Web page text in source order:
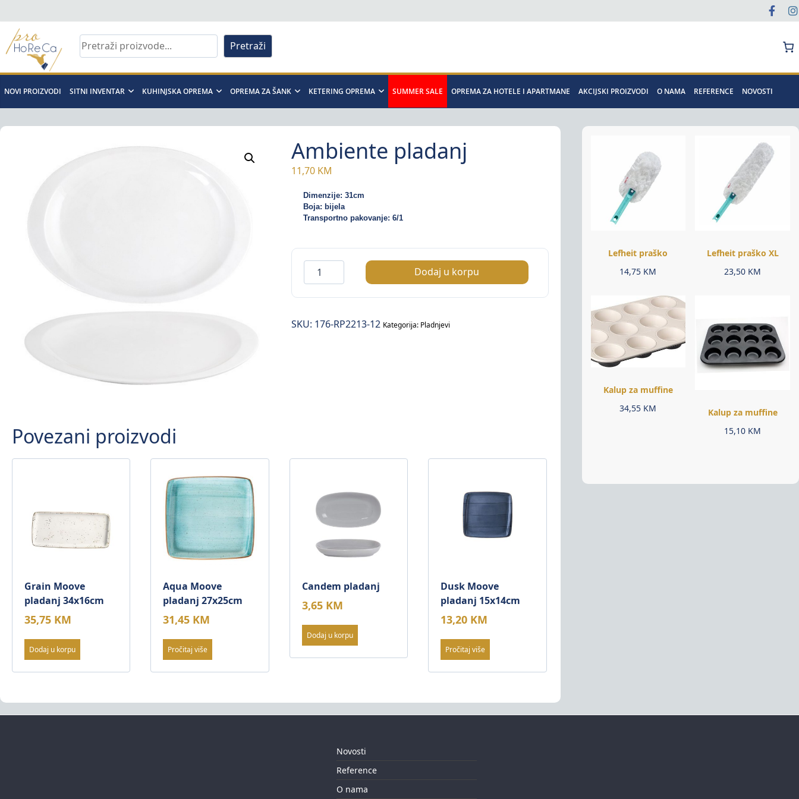
to
content
Pro
Horeca
d.o.o
Pretraži
NOVI PROIZVODI SITNI INVENTAR KUHINJSKA OPREMA OPREMA ZA ŠANK KETERING OPREMA SUMMER SALE OPREMA ZA HOTELE I APARTMANE AKCIJSKI PROIZVODI O NAMA REFERENCE NOVOSTI
Ambiente pladanj
11,70 KM
Dimenzije: 31cm
Boja: bijela
Transportno pakovanje: 6/1
Ambiente
pladanj
količina
Dodaj u korpu
SKU: 176-RP2213-12 Kategorija: Pladnjevi
Povezani proizvodi
Grain Moove
pladanj 34x16cm
35,75 KM
Dodaj u korpu
Aqua Moove
pladanj 27x25cm
31,45 KM
Pročitaj više
Candem pladanj
3,65 KM
Dodaj u korpu
Dusk Moove
pladanj 15x14cm
13,20 KM
Pročitaj više
Lefheit praško
14,75 KM
Lefheit praško XL
23,50 KM
Kalup za muffine
34,55 KM
Kalup za muffine
15,10 KM
Novosti
Reference
O nama